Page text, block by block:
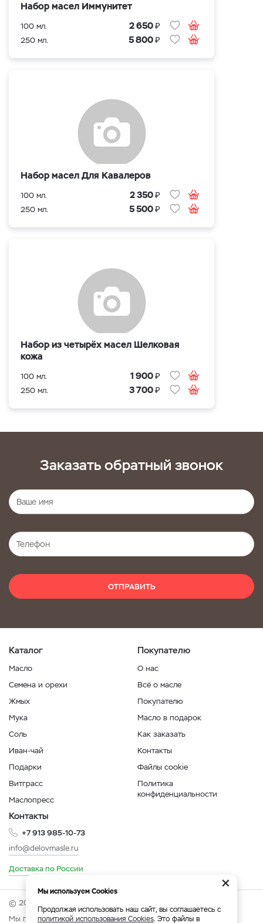
Набор масел Иммунитет
100 мл. 2 650₽
250 мл. 5 800₽
Набор масел Для Кавалеров
100 мл. 2 350₽
250 мл. 5 500₽
Набор из четырёх масел Шелковая
кожа
100 мл. 1 900₽
250 мл. 3 700₽
Заказать обратный звонок
ОТПРАВИТЬ
Каталог
Масло
Семена и орехи
Жмых
Мука
Соль
Иван-чай
Подарки
Витграсс
Маслопресс
Покупателю
О нас
Всё о масле
Покупателю
Масло в подарок
Как заказать
Контакты
Файлы cookie
Политика
конфиденциальности
Контакты
+7 913 985-10-73
info@delovmasle.ru
Доставка по России
© 2026 Интернет-магазин "Дело в масле".
Мы принимаем:
×
Мы используем Cookies
Продолжая использовать наш сайт, вы соглашаетесь с
политикой использования Cookies. Это файлы в